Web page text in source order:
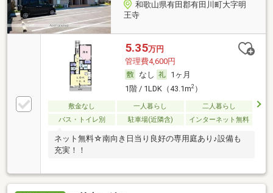
和歌山県有田郡有田川町大字明
王寺
5.35万円
管理費4,600円
なし
1ヶ月
1階 / 1LDK（43.1m2）
敷金なし 一人暮らし
二人暮らし
バス・トイレ別
駐車場(近隣含) インターネット無料
ネット無料☆南向き日当り良好の専用庭あり♪設備も
充実！！